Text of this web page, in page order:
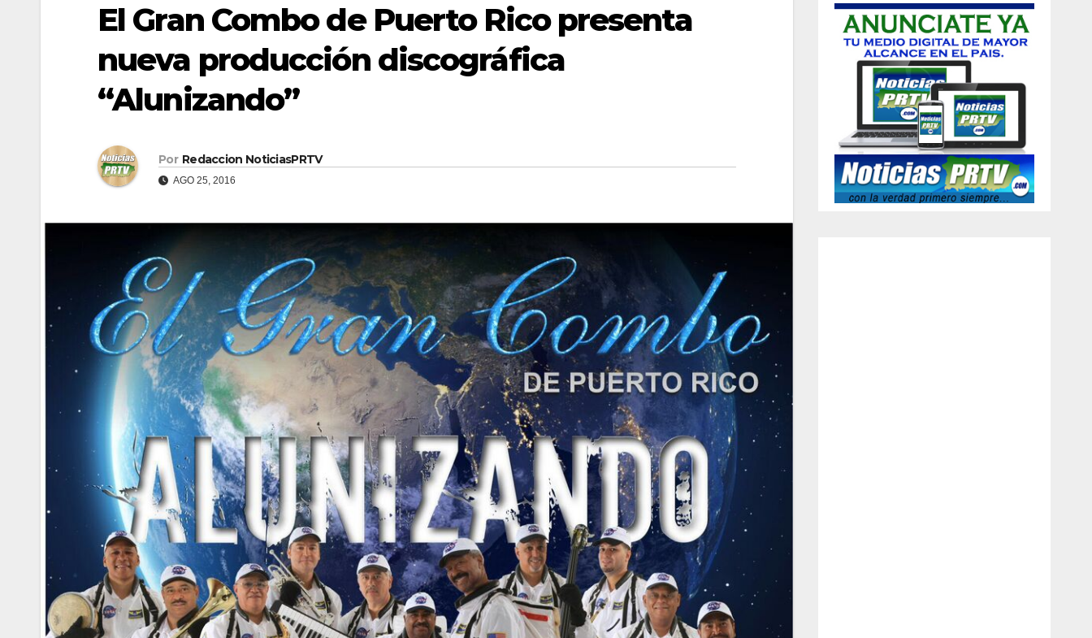
El Gran Combo de Puerto Rico presenta
nueva producción discográfica
“Alunizando”
Por Redaccion NoticiasPRTV
AGO 25, 2016